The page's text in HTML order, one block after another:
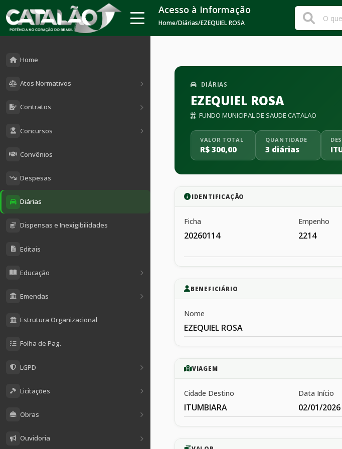
Home
Atos Normativos
Contratos
Concursos
Convênios
Despesas
Diárias
Dispensas e Inexigibilidades
Editais
Educação
Emendas
Estrutura Organizacional
Folha de Pag.
LGPD
Licitações
Obras
Ouvidoria
Acesso à Informação
Home/Diárias/EZEQUIEL ROSA
DIÁRIAS
EZEQUIEL ROSA
FUNDO MUNICIPAL DE SAUDE CATALAO
VALOR TOTAL
R$ 300,00
QUANTIDADE
3 diárias
IDENTIFICAÇÃO
Ficha
20260114
Empenho
2214
BENEFICIÁRIO
Nome
EZEQUIEL ROSA
VIAGEM
Cidade Destino
ITUMBIARA
Data Início
02/01/2026